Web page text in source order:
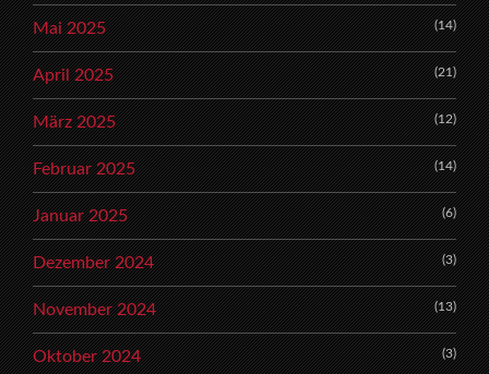
Mai 2025 (14)
April 2025 (21)
März 2025 (12)
Februar 2025 (14)
Januar 2025 (6)
Dezember 2024 (3)
November 2024 (13)
Oktober 2024 (3)